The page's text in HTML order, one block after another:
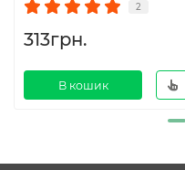
2
313грн.
В кошик